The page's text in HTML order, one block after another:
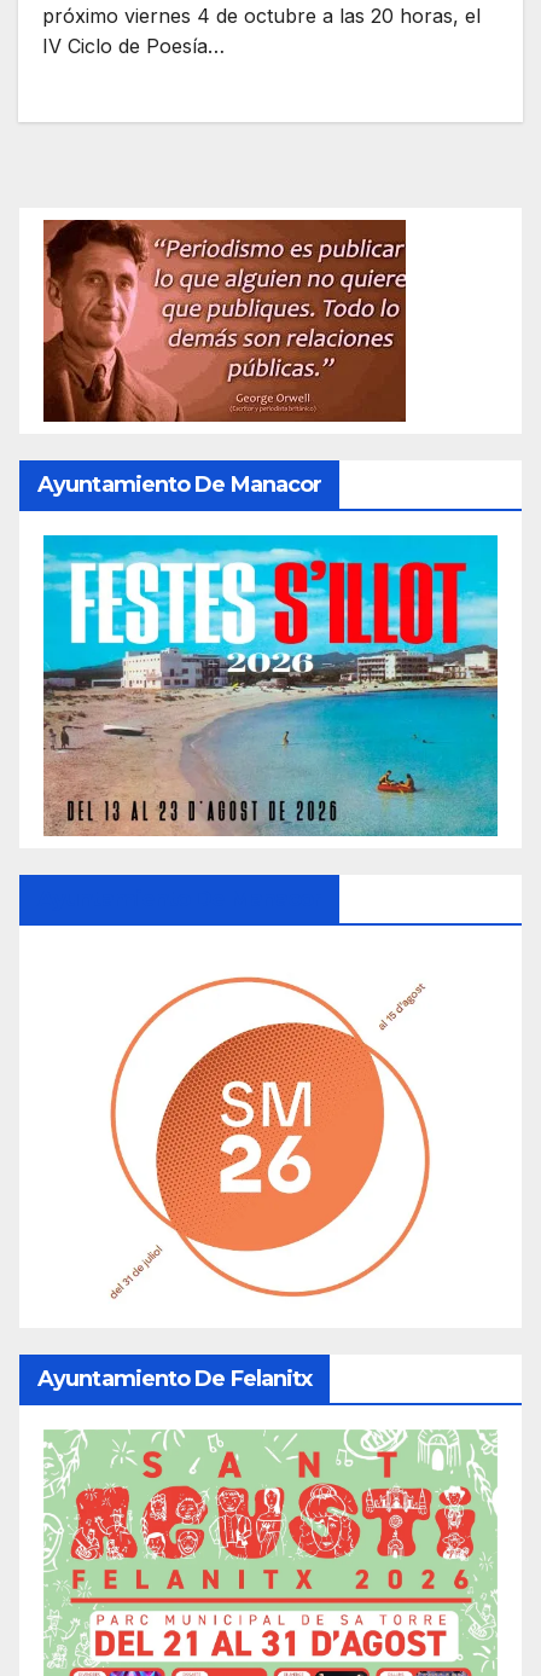
próximo viernes 4 de octubre a las 20 horas, el
IV Ciclo de Poesía…
Ayuntamiento De Manacor
Ayuntamiento De Felanitx